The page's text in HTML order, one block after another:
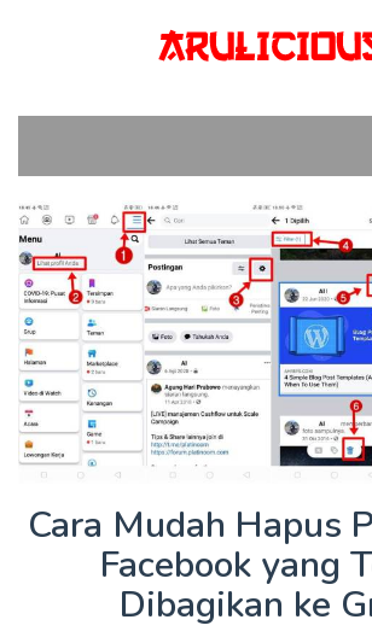
Cara Mudah Hapus
Facebook yang
Dibagikan ke